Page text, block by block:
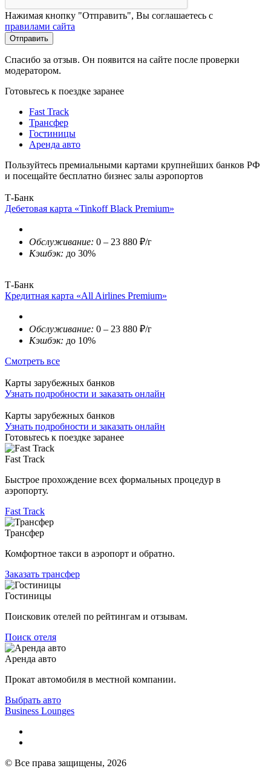
Нажимая кнопку "Отправить", Вы соглашаетесь с
правилами сайта
Отправить
Спасибо за отзыв. Он появится на сайте после проверки
модератором.
Готовьтесь к поездке заранее
Fast Track
Трансфер
Гостиницы
Аренда авто
Пользуйтесь премиальными картами крупнейших банков РФ
и посещайте бесплатно бизнес залы аэропортов
Т-Банк
Дебетовая карта «Tinkoff Black Premium»
Обслуживание: 0 – 23 880 ₽/г
Кэшбэк: до 30%
Т-Банк
Кредитная карта «All Airlines Premium»
Обслуживание: 0 – 23 880 ₽/г
Кэшбэк: до 10%
Смотреть все
Карты зарубежных банков
Узнать подробности и заказать онлайн
Карты зарубежных банков
Узнать подробности и заказать онлайн
Готовьтесь к поездке заранее
Fast Track
Быстрое прохождение всех формальных процедур в
аэропорту.
Fast Track
Трансфер
Комфортное такси в аэропорт и обратно.
Заказать трансфер
Гостиницы
Поисковик отелей по рейтингам и отзывам.
Поиск отеля
Аренда авто
Прокат автомобиля в местной компании.
Выбрать авто
Business Lounges
© Все права защищены, 2026